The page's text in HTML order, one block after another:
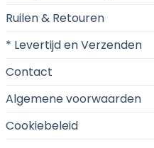
Ruilen & Retouren
* Levertijd en Verzenden
Contact
Algemene voorwaarden
Cookiebeleid